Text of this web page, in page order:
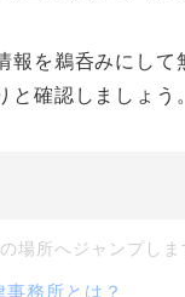
報を鵜呑みにし
と確認しましょう。
務所とは？